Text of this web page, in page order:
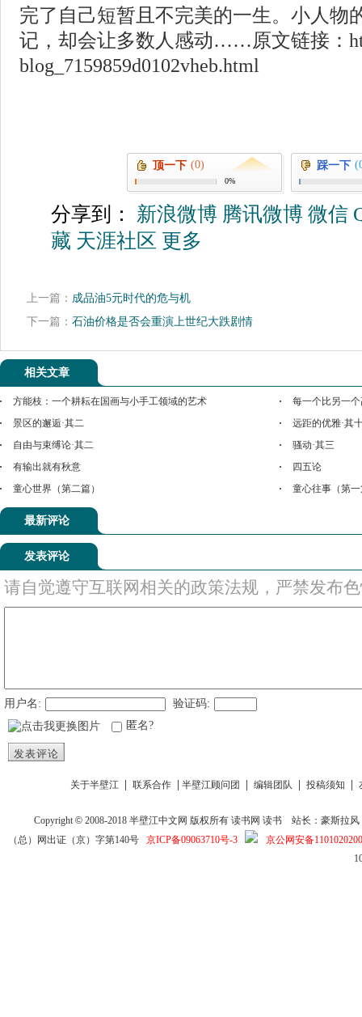
完了自己短暂且不完美的一生。小人物
记，却会让多数人感动……原文链接：
blog_7159859d0102vheb.html
顶一下 (0)
0%
踩一下
分享到： 新浪微博 腾讯微博 微信
藏 天涯社区 更多
上一篇： 成品油5元时代的危与机
下一篇： 石油价格是否会重演上世纪大跌剧情
相关文章
方能枝：一个耕耘在国画与小手工领域的艺术
每一个比另一
景区的邂逅·其二
远距的优雅·其
自由与束缚论·其二
骚动·其三
有输出就有秋意
四五论
童心世界（第二篇）
童心往事（第
最新评论
发表评论
请自觉遵守互联网相关的政策法规，严禁发布
用户名:
验证码:
匿名?
发表评论
关于半壁江 联系合作 半壁江顾问团 编辑团队 投稿须知
Copyright © 2008-2018半壁江中文网 版权所有读书网 读书
站长：豪斯拉风
（总）网出证（京）字第140号 京ICP备09063710号-3
京公网安备